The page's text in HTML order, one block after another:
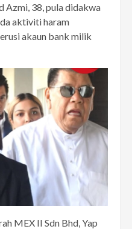
Azmi, 38, pula didakwa
aktiviti haram
akaun bank milik
MEX II Sdn Bhd, Yap